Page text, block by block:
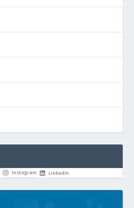
Instagram LinkedIn